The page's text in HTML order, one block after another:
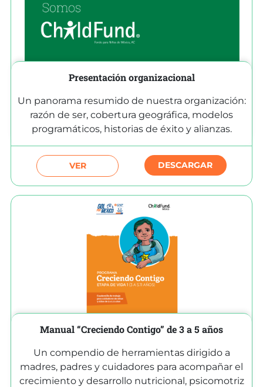
Presentación organizacional
Un panorama resumido de nuestra organización:
razón de ser, cobertura geográfica, modelos
programáticos, historias de éxito y alianzas.
VER DESCARGAR
Manual “Creciendo Contigo” de 3 a 5 años
Un compendio de herramientas dirigido a
madres, padres y cuidadores para acompañar el
crecimiento y desarrollo nutricional, psicomotriz